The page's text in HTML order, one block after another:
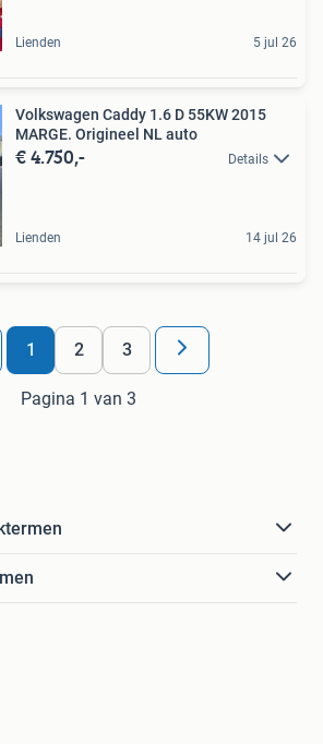
Lienden 5 jul 26
Volkswagen Caddy 1.6 D 55KW 2015
MARGE. Origineel NL auto
€ 4.750,- Details
Lienden 14 jul 26
1 2 3
Pagina 1 van 3